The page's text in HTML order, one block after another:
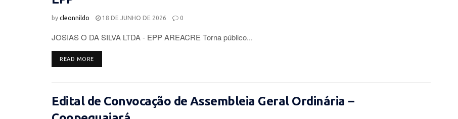
by cleonnildo 18 DE JUNHO DE 2026 0
JOSIAS O DA SILVA LTDA - EPP AREACRE Torna público...
READ MOREDETAILS
Edital de Convocação de Assembleia Geral Ordinária –